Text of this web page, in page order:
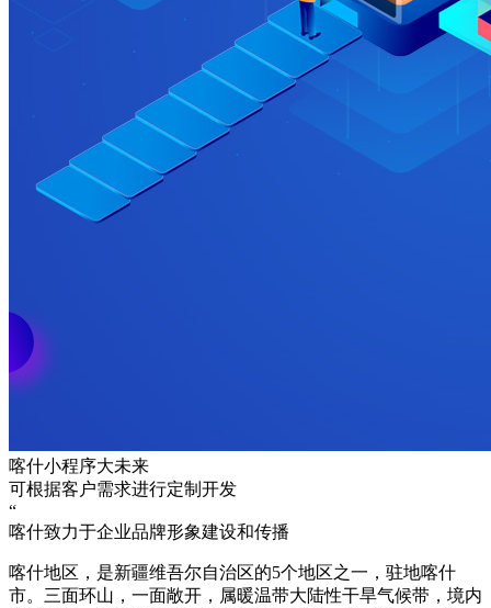
喀什小程序大未来
可根据客户需求进行定制开发
“
喀什致力于企业品牌形象建设和传播
喀什地区，是新疆维吾尔自治区的5个地区之一，驻地喀什
市。三面环山，一面敞开，属暖温带大陆性干旱气候带，境内